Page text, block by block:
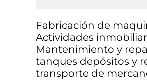
Fabricación de
Actividades
Mantenimiento y
tanques depósitos y
transporte de